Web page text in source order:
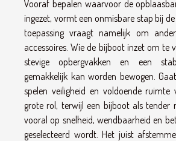
Vooraf bepalen waarvoor de
ingezet, vormt een onmisbare stap bij
toepassing vraagt namelijk om
accessoires. Wie de bijboot inzet om te
stevige opbergvakken en een
gemakkelijk kan worden bewogen.
spelen veiligheid en voldoende
grote rol, terwijl een bijboot als tender
vooral op snelheid, wendbaarheid en
geselecteerd wordt. Het juist